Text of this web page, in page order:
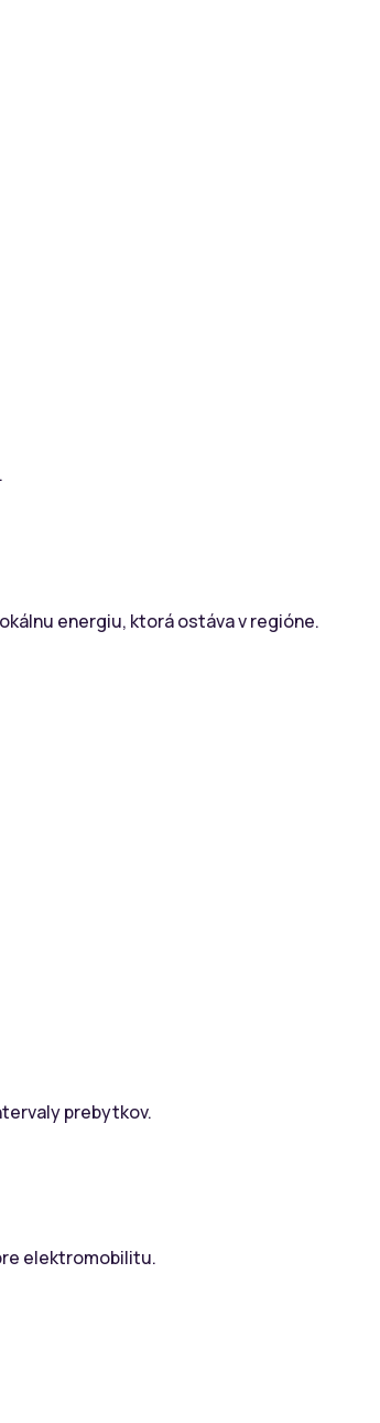
energiu, ktorá ostáva v regióne.
prebytkov.
elektromobilitu.